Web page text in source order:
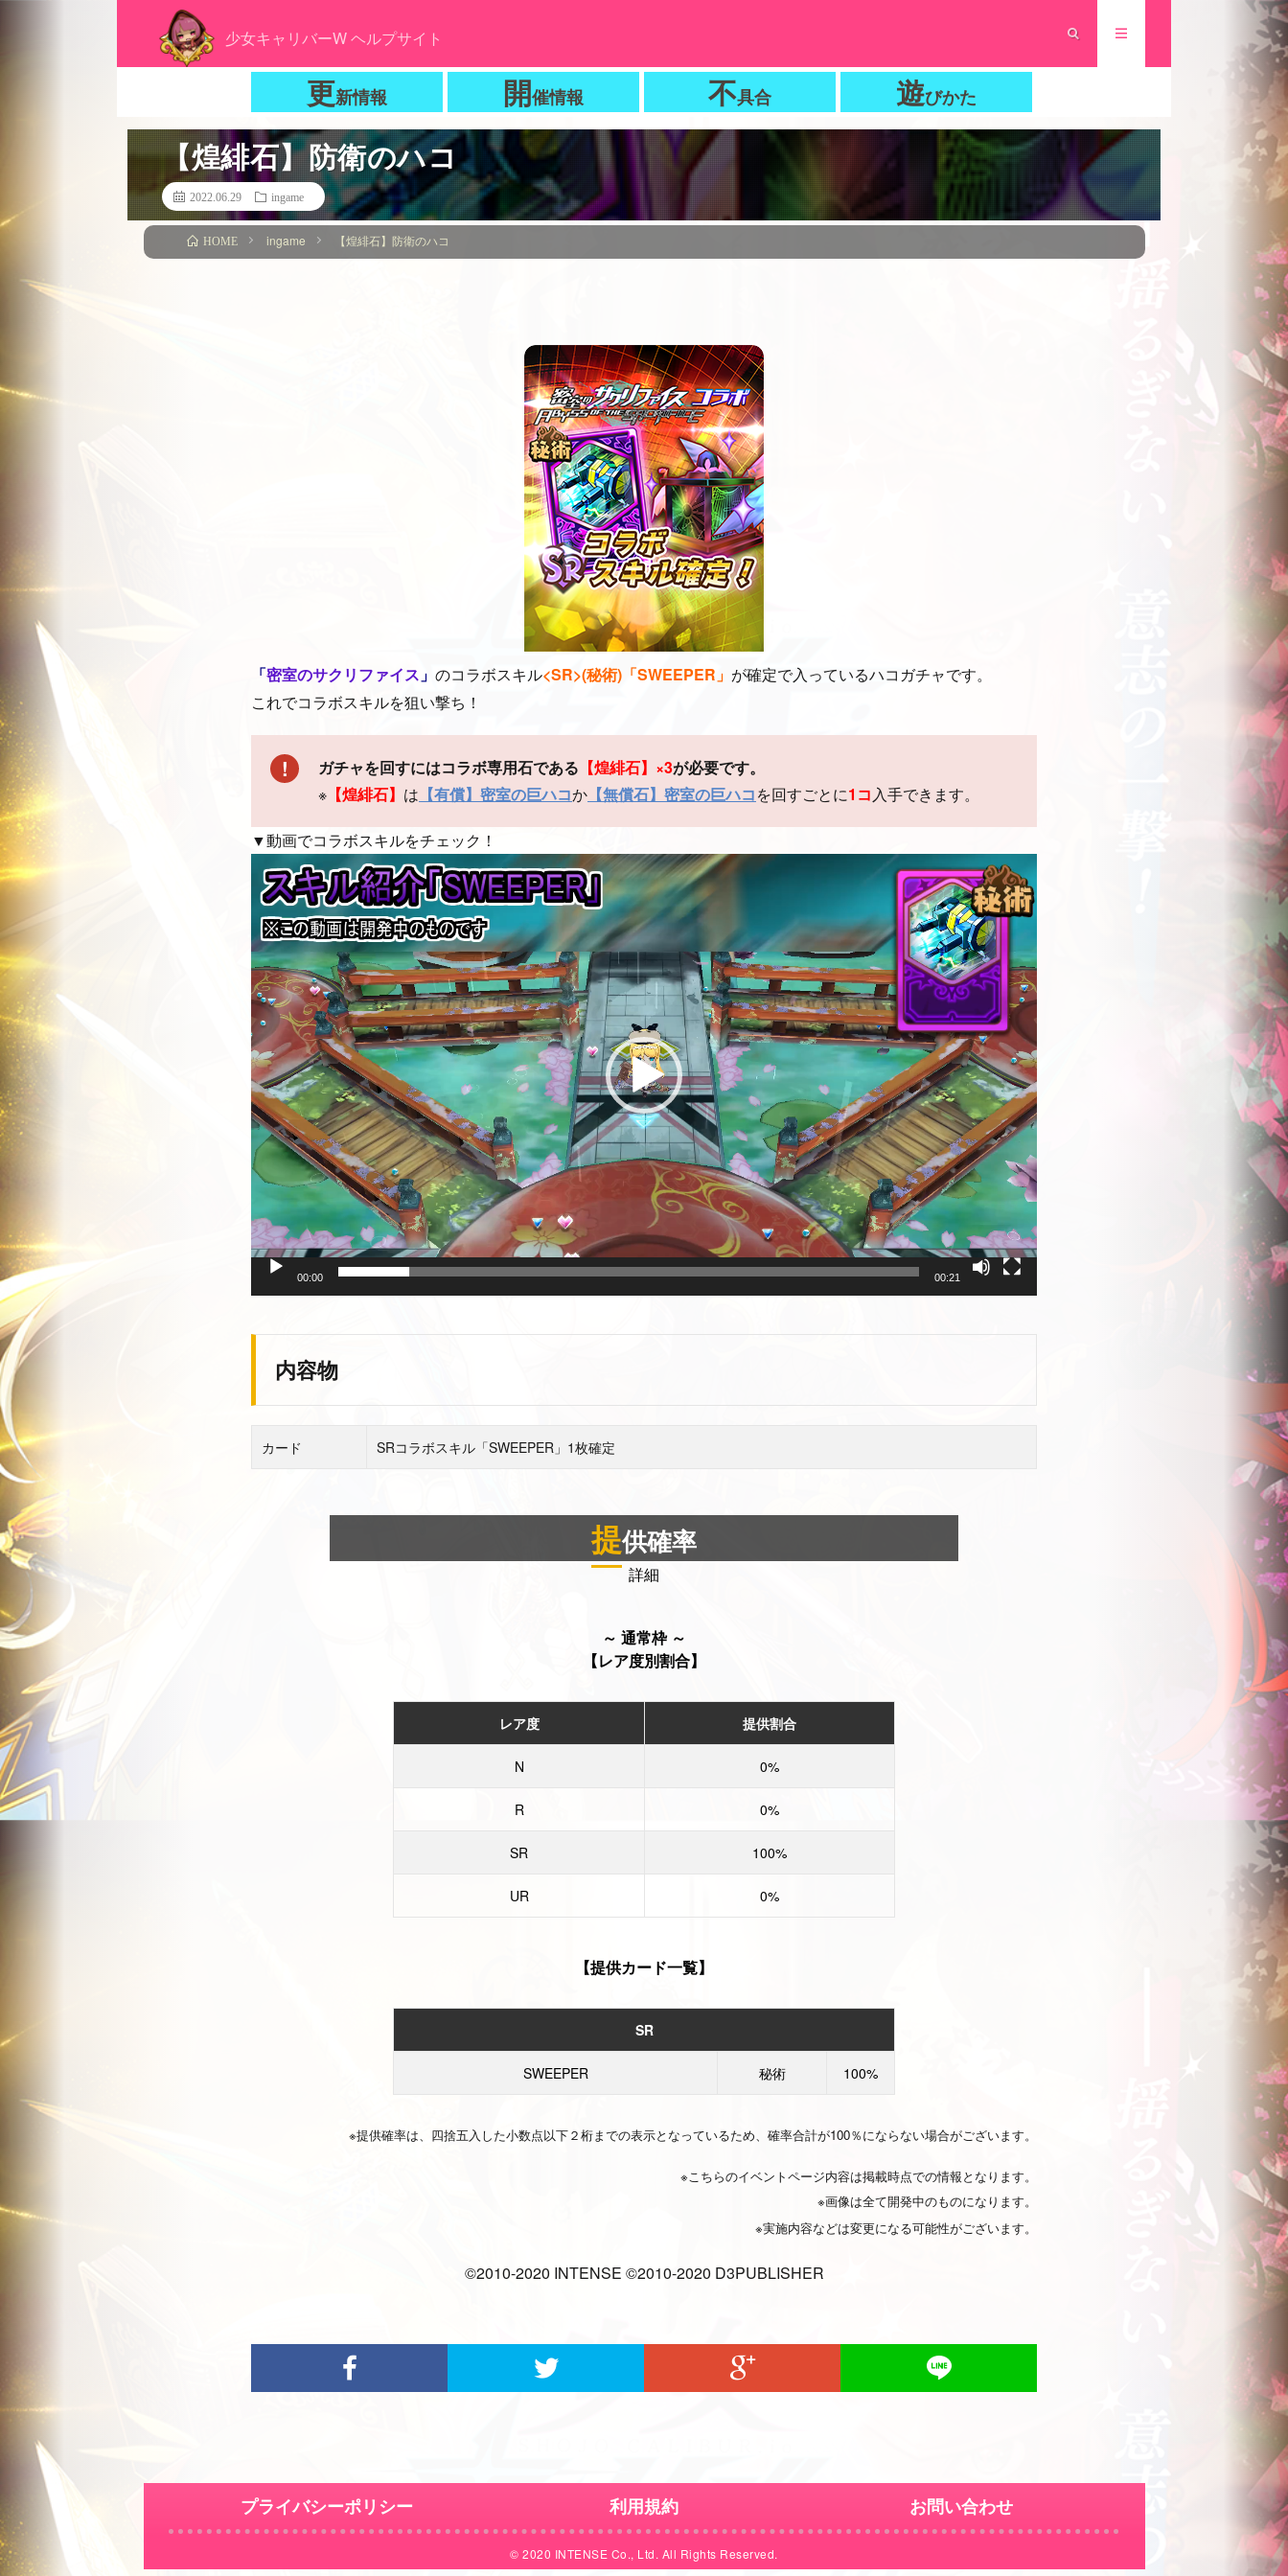
少女キャリバーW ヘルプサイト
更新情報 開催情報 不具合 遊びかた
【煌緋石】防衛のハコ
2022.06.29 ingame
HOME ingame 【煌緋石】防衛のハコ
「密室のサクリファイス 」 のコラボスキル<SR>(秘術)「SWEEPER」 が確定で入っているハコガチャです。
これでコラボスキルを狙い撃ち！
ガチャを回すにはコラボ専用石である 【煌緋石】×3が必要です。
※ 【煌緋石】 は 【有償】 密室の巨ハコか 【無償石】密室の巨ハコを回すごとに1コ入手できます。
▼動画でコラボスキルをチェック！
動
画
プ
レ
ー
ヤ
ー
00:00 00:21
内容物
カード SRコラボスキル「SWEEPER」1枚確定
提供確率
詳細
～ 通常枠 ～
【レア度別割合】
レア度 提供割合
N 0%
R 0%
SR 100%
UR 0%
【提供カード一覧】
SR
SWEEPER 秘術 100%
※提供確率は、四捨五入した小数点以下２桁までの表示となっているため、確率合計が100％にならない場合がございます。
※こちらのイベントページ内容は掲載時点での情報となります。
※画像は全て開発中のものになります。
※実施内容などは変更になる可能性がございます。
©2010-2020 INTENSE ©2010-2020 D3PUBLISHER
プライバシーポリシー 利用規約 お問い合わせ
© 2020 INTENSE Co., Ltd. All Rights Reserved.